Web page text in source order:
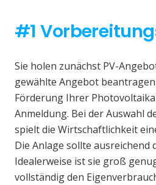
#1
Sie holen zunächst PV-
gewählte Angebot beantragen
Förderung Ihrer
Anmeldung. Bei der Auswahl
spielt die Wirtschaftlichkeit
Die Anlage sollte ausreichend
Idealerweise ist sie groß
vollständig den